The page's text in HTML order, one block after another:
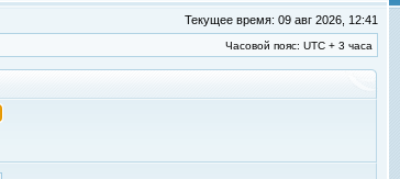
Текущее время: 09 авг 2026, 12:41
Часовой пояс: UTC + 3 часа